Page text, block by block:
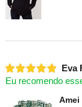
Eva
Eu recomendo
Amei